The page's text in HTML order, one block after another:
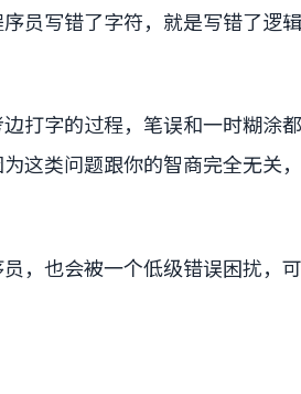
员写错了字符，就是写错了逻
打字的过程，笔误和一时糊涂
这类问题跟你的智商完全无关
，也会被一个低级错误困扰，